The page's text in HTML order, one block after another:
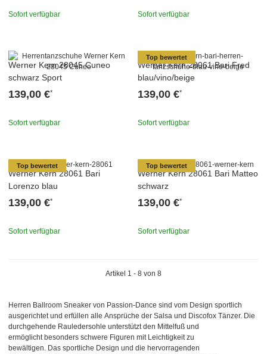
Herren Ballroom Sneaker von Passion-Dance sind vom Design sportlich
ausgerichtet und erfüllen alle Ansprüche der Salsa und Discofox Tänzer. Die
durchgehende Rauledersohle unterstützt den Mittelfuß und
ermöglicht besonders schwere Figuren mit Leichtigkeit zu
bewältigen. Das sportliche Design und die hervorragenden
Sofort verfügbar Sofort verfügbar
Werner Kern 28045 Cuneo
schwarz Sport
139,00 €*
Sofort verfügbar
Top bewertet
Werner Kern 28061 Bari Fred
blau/vino/beige
139,00 €*
Sofort verfügbar
Top bewertet
Werner Kern 28061 Bari
Lorenzo blau
139,00 €*
Sofort verfügbar
Top bewertet
Werner Kern 28061 Bari Matteo
schwarz
139,00 €*
Sofort verfügbar
Artikel 1 - 8 von 8